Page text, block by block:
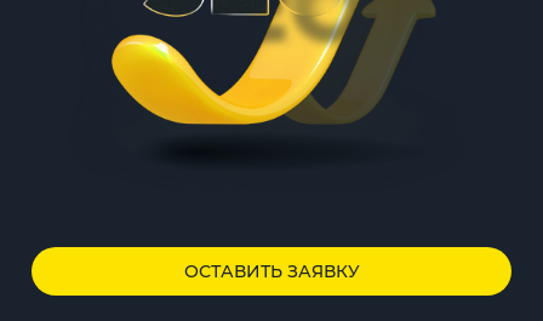
ОСТАВИТЬ ЗАЯВКУ